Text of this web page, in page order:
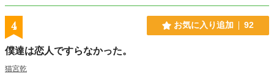
4 お気に入り追加 92
僕達は恋人ですらなかった。
猫宮乾